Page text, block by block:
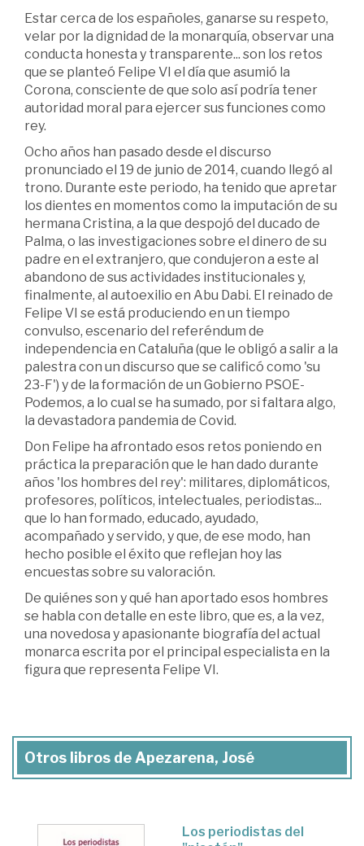
Estar cerca de los españoles, ganarse su respeto,
velar por la dignidad de la monarquía, observar una
conducta honesta y transparente... son los retos
que se planteó Felipe VI el día que asumió la
Corona, consciente de que solo así podría tener
autoridad moral para ejercer sus funciones como
rey.
Ocho años han pasado desde el discurso
pronunciado el 19 de junio de 2014, cuando llegó al
trono. Durante este periodo, ha tenido que apretar
los dientes en momentos como la imputación de su
hermana Cristina, a la que despojó del ducado de
Palma, o las investigaciones sobre el dinero de su
padre en el extranjero, que condujeron a este al
abandono de sus actividades institucionales y,
finalmente, al autoexilio en Abu Dabi. El reinado de
Felipe VI se está produciendo en un tiempo
convulso, escenario del referéndum de
independencia en Cataluña (que le obligó a salir a la
palestra con un discurso que se calificó como 'su
23-F') y de la formación de un Gobierno PSOE-
Podemos, a lo cual se ha sumado, por si faltara algo,
la devastadora pandemia de Covid.
Don Felipe ha afrontado esos retos poniendo en
práctica la preparación que le han dado durante
años 'los hombres del rey': militares, diplomáticos,
profesores, políticos, intelectuales, periodistas...
que lo han formado, educado, ayudado,
acompañado y servido, y que, de ese modo, han
hecho posible el éxito que reflejan hoy las
encuestas sobre su valoración.
De quiénes son y qué han aportado esos hombres
se habla con detalle en este libro, que es, a la vez,
una novedosa y apasionante biografía del actual
monarca escrita por el principal especialista en la
figura que representa Felipe VI.
Otros libros de Apezarena, José
Los periodistas del